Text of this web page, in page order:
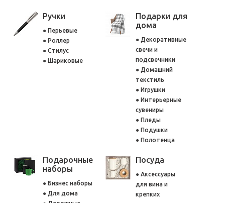
Ручки
Перьевые
Роллер
Стилус
Шариковые
Подарки для
дома
Декоративные
свечи и
подсвечники
Домашний
текстиль
Игрушки
Интерьерные
сувениры
Пледы
Подушки
Полотенца
Подарочные
наборы
Бизнес наборы
Для дома
Посуда
Аксессуары
для вина и
крепких